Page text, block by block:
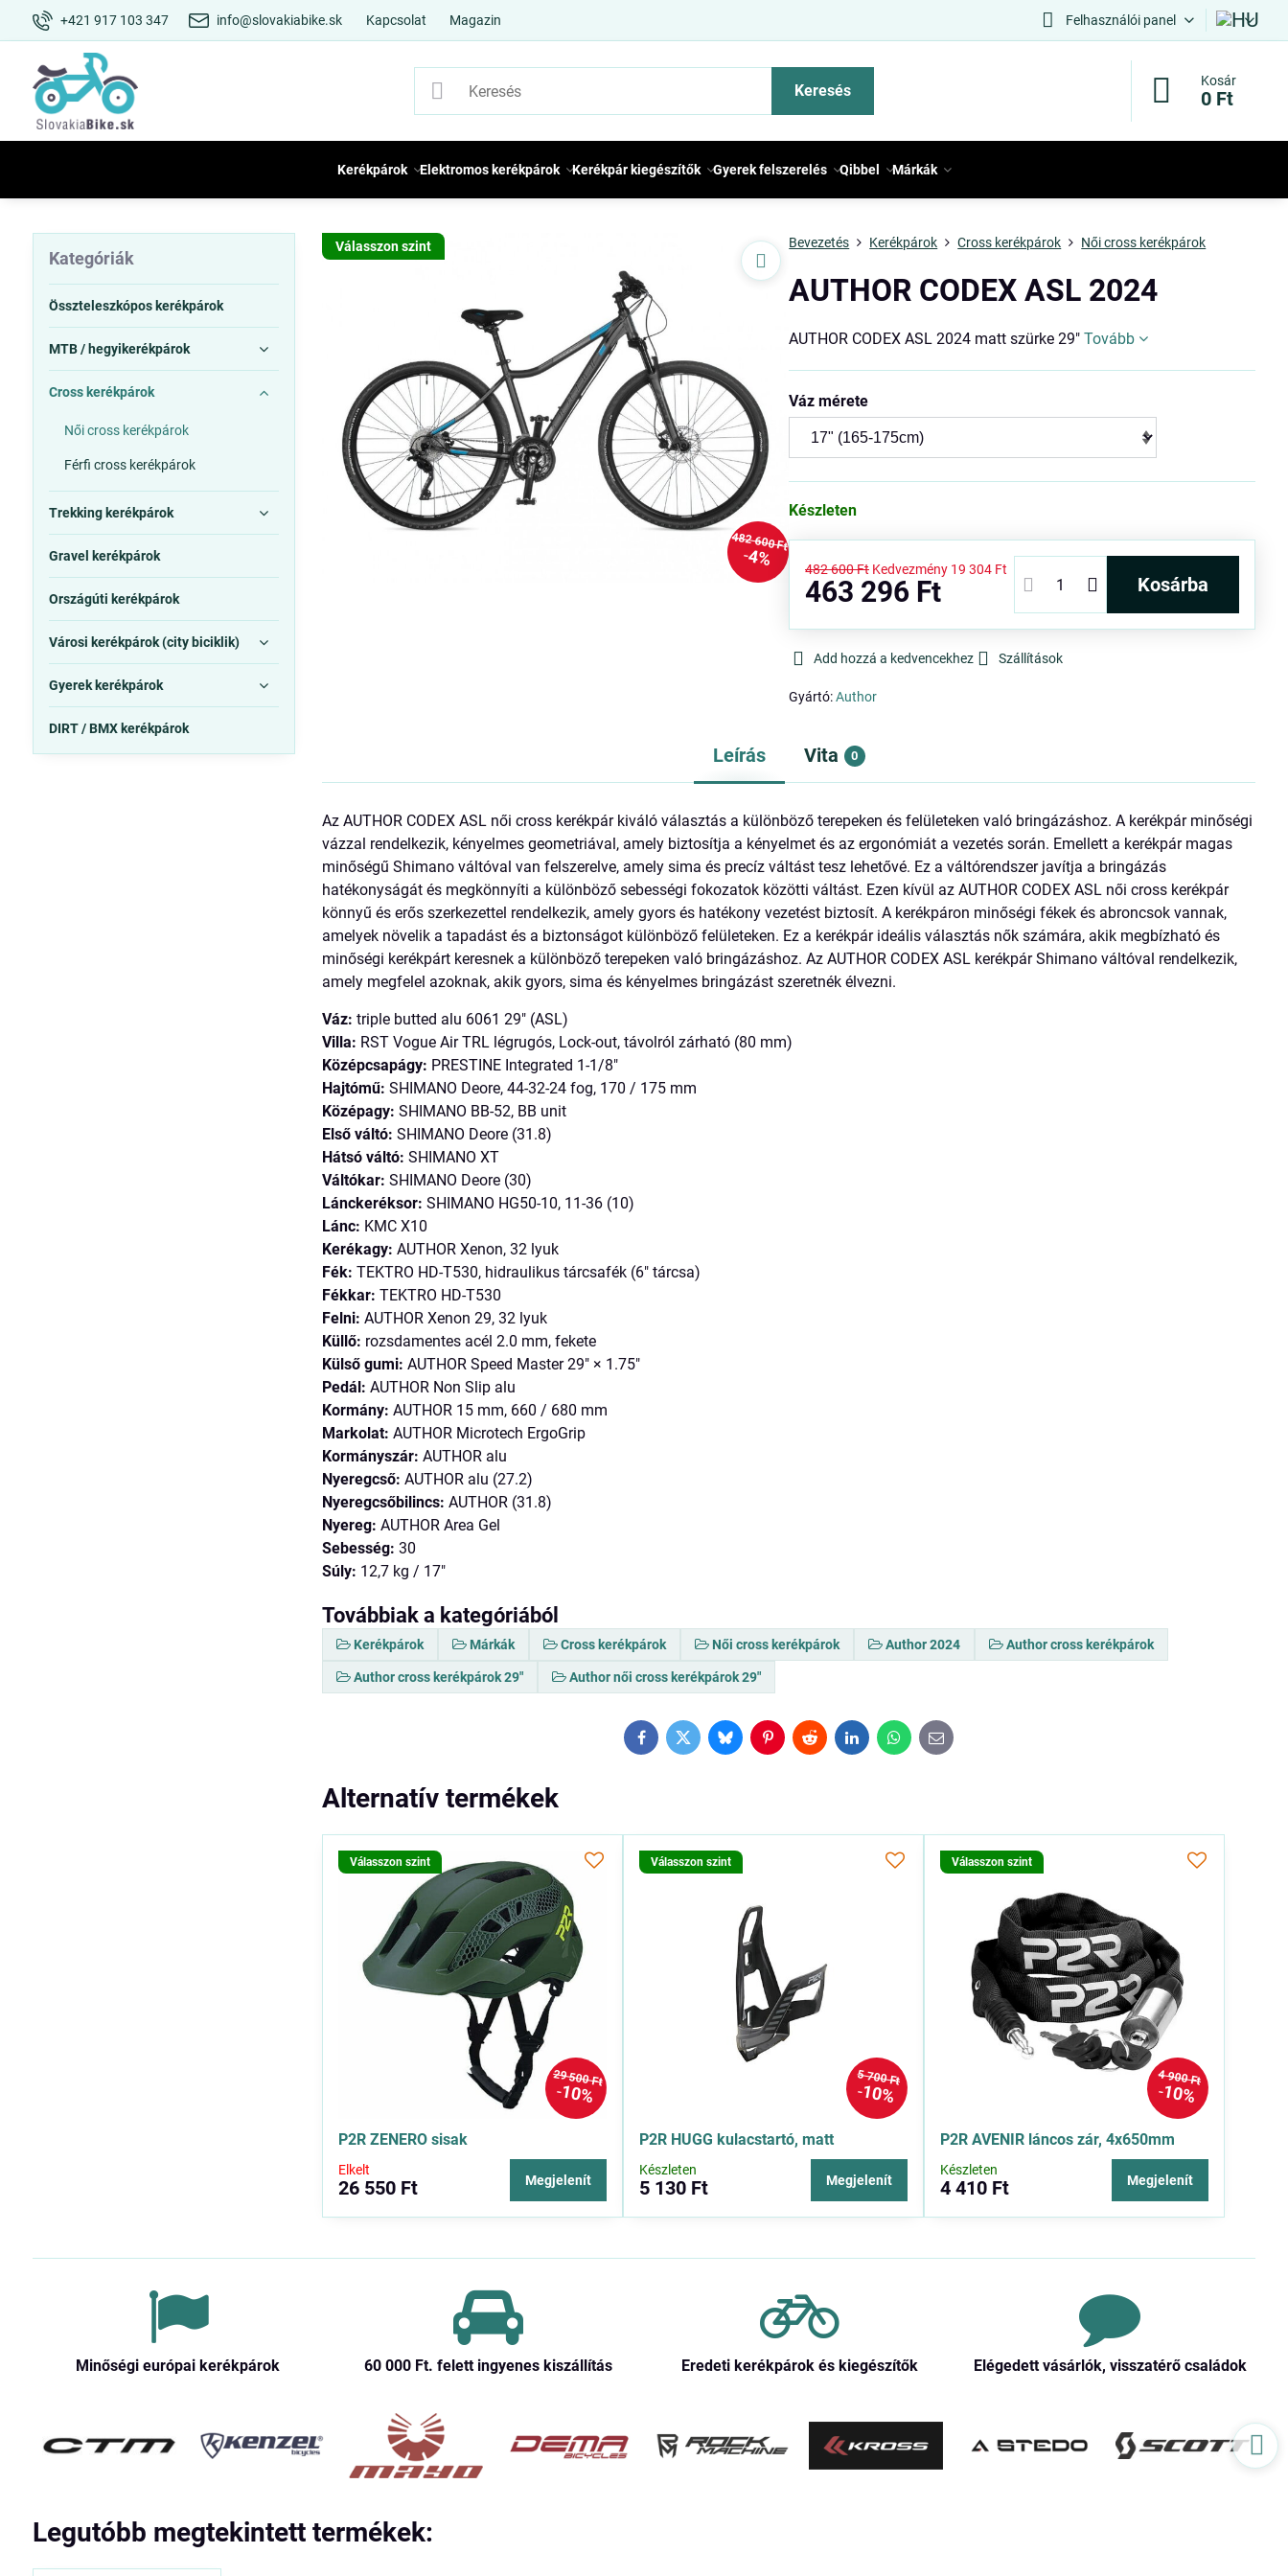
+421 917 103 347 info@slovakiabike.sk Kapcsolat Magazin Felhasználói panel
Keresés
Kosár
0 Ft
Kerékpárok Elektromos kerékpárok Kerékpár kiegészítők Gyerek felszerelés Qibbel Márkák
Válasszon szint
482 600 Ft
4%
Bevezetés Kerékpárok Cross kerékpárok Női cross kerékpárok
AUTHOR CODEX ASL 2024
AUTHOR CODEX ASL 2024 matt szürke 29"Tovább
Váz mérete
Készleten
482 600 Ft Kedvezmény 19 304 Ft
463 296 Ft kosárba
Add hozzá a kedvencekhez Szállítások
Gyártó:Author
Leírás Vita 0
Az AUTHOR CODEX ASL női cross kerékpár kiváló választás a különböző terepeken és felületeken való bringázáshoz. A kerékpár minőségi
vázzal rendelkezik, kényelmes geometriával, amely biztosítja a kényelmet és az ergonómiát a vezetés során. Emellett a kerékpár magas
minőségű Shimano váltóval van felszerelve, amely sima és precíz váltást tesz lehetővé. Ez a váltórendszer javítja a bringázás
hatékonyságát és megkönnyíti a különböző sebességi fokozatok közötti váltást. Ezen kívül az AUTHOR CODEX ASL női cross kerékpár
könnyű és erős szerkezettel rendelkezik, amely gyors és hatékony vezetést biztosít. A kerékpáron minőségi fékek és abroncsok vannak,
amelyek növelik a tapadást és a biztonságot különböző felületeken. Ez a kerékpár ideális választás nők számára, akik megbízható és
minőségi kerékpárt keresnek a különböző terepeken való bringázáshoz. Az AUTHOR CODEX ASL kerékpár Shimano váltóval rendelkezik,
amely megfelel azoknak, akik gyors, sima és kényelmes bringázást szeretnék élvezni.
Váz: triple butted alu 6061 29" (ASL)
Villa: RST Vogue Air TRL légrugós, Lock-out, távolról zárható (80 mm)
Középcsapágy: PRESTINE Integrated 1-1/8"
Hajtómű: SHIMANO Deore, 44-32-24 fog, 170 / 175 mm
Középagy: SHIMANO BB-52, BB unit
Első váltó: SHIMANO Deore (31.8)
Hátsó váltó: SHIMANO XT
Váltókar: SHIMANO Deore (30)
Lánckeréksor: SHIMANO HG50-10, 11-36 (10)
Lánc: KMC X10
Kerékagy: AUTHOR Xenon, 32 lyuk
Fék: TEKTRO HD-T530, hidraulikus tárcsafék (6" tárcsa)
Fékkar: TEKTRO HD-T530
Felni: AUTHOR Xenon 29, 32 lyuk
Küllő: rozsdamentes acél 2.0 mm, fekete
Külső gumi: AUTHOR Speed Master 29" × 1.75"
Pedál: AUTHOR Non Slip alu
Kormány: AUTHOR 15 mm, 660 / 680 mm
Markolat: AUTHOR Microtech ErgoGrip
Kormányszár: AUTHOR alu
Nyeregcső: AUTHOR alu (27.2)
Nyeregcsőbilincs: AUTHOR (31.8)
Nyereg: AUTHOR Area Gel
Sebesség: 30
Súly: 12,7 kg / 17"
Továbbiak a kategóriából
Kerékpárok Márkák Cross kerékpárok Női cross kerékpárok Author 2024 Author cross kerékpárok
Author cross kerékpárok 29" Author női cross kerékpárok 29"
FacebookTwitterBlueskyPinterestRedditLinkedInWhatsApp
E-
mail
Alternatív termékek
29 500 Ft
10%
Válasszon szint
P2R ZENERO sisak
Elkelt
26 550 Ft Megjelenít
5 700 Ft
10%
Válasszon szint
P2R HUGG kulacstartó, matt
Készleten
5 130 Ft Megjelenít
4 900 Ft
10%
Válasszon szint
P2R AVENIR láncos zár, 4x650mm
Készleten
4 410 Ft Megjelenít
Kategóriák
Összteleszkópos kerékpárok
MTB / hegyikerékpárok
Cross kerékpárok
Női cross kerékpárok
Férfi cross kerékpárok
Trekking kerékpárok
Gravel kerékpárok
Országúti kerékpárok
Városi kerékpárok (city biciklik)
Gyerek kerékpárok
DIRT / BMX kerékpárok
Minőségi európai kerékpárok 60 000 Ft​. felett ingyenes kiszállítás Eredeti kerékpárok és kiegészítők Elégedett vásárlók, visszatérő családok
Legutóbb megtekintett termékek: